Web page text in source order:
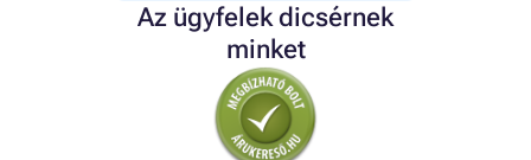
Az ügyfelek dicsérnek
minket